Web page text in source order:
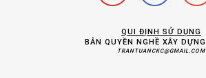
QUI ĐỊNH SỬ DỤNG
BẢN QUYỀN NGHỀ XÂY DỰNG
TRANTUANCKC@GMAIL.COM